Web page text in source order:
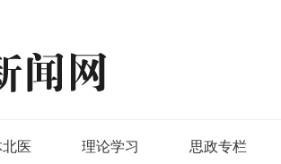
医 理论学习 思政专栏